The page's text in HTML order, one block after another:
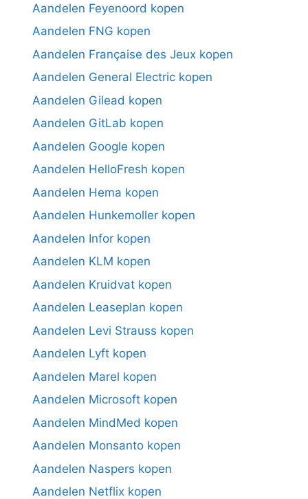
Aandelen Feyenoord kopen
Aandelen FNG kopen
Aandelen Française des Jeux kopen
Aandelen General Electric kopen
Aandelen Gilead kopen
Aandelen GitLab kopen
Aandelen Google kopen
Aandelen HelloFresh kopen
Aandelen Hema kopen
Aandelen Hunkemoller kopen
Aandelen Infor kopen
Aandelen KLM kopen
Aandelen Kruidvat kopen
Aandelen Leaseplan kopen
Aandelen Levi Strauss kopen
Aandelen Lyft kopen
Aandelen Marel kopen
Aandelen Microsoft kopen
Aandelen MindMed kopen
Aandelen Monsanto kopen
Aandelen Naspers kopen
Aandelen Netflix kopen